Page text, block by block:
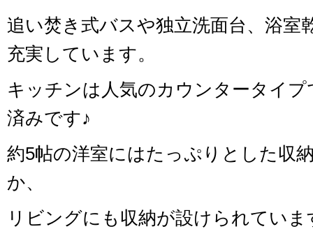
追い焚き式バスや独立洗面台、浴室
充実しています。
キッチンは人気のカウンタータイプ
済みです♪
約5帖の洋室にはたっぷりとした収
か、
リビングにも収納が設けられていま